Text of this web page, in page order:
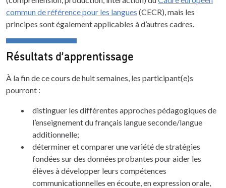
commun de référence pour les langues (CECR), mais les
principes sont également applicables à d’autres cadres.
Résultats d’apprentissage
À la fin de ce cours de huit semaines, les participant(e)s
pourront :
distinguer les différentes approches pédagogiques de
l’enseignement du français langue seconde/langue
additionnelle;
déterminer et comparer une variété de stratégies
fondées sur des données probantes pour aider les
élèves à développer leurs compétences
communicationnelles en écoute, en expression orale,